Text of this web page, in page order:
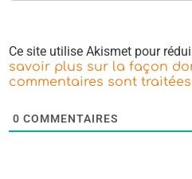
Ce site utilise Akismet pour
savoir plus sur la façon
commentaires sont traitées
0 COMMENTAIRES